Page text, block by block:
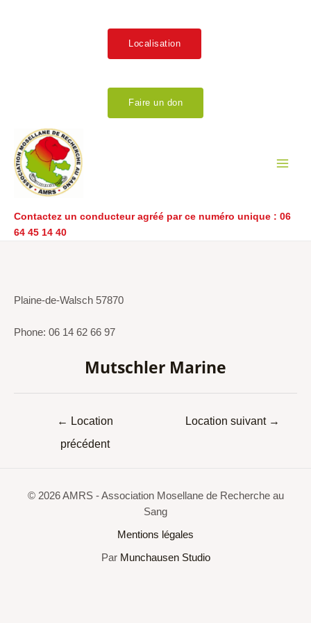
Localisation
Faire un don
Contactez un conducteur agréé par ce numéro unique : 06
64 45 14 40
Plaine-de-Walsch 57870
Phone: 06 14 62 66 97
Mutschler Marine
← Location
précédent
Location suivant →
© 2026 AMRS - Association Mosellane de Recherche au
Sang
Mentions légales
Par Munchausen Studio